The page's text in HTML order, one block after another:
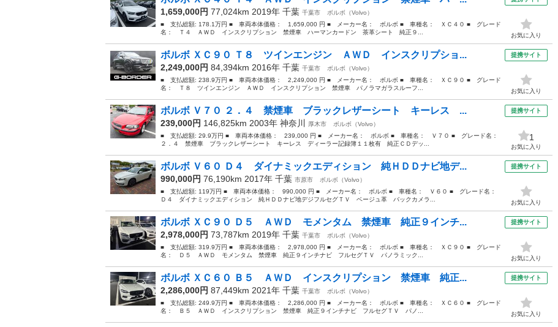
1,659,000円 77,024km 2019年 千葉 千葉市
ボルボ（Volvo）
■ 支払総額: 178.1万円 ■ 車両本体価格： 1,659,000 円 ■ メーカー名： ボルボ ■ 車種名： ＸＣ４０ ■ グレード
名： Ｔ４ ＡＷＤ インスクリプション 禁煙車 ハーマンカードン 茶革シート 純正９...
お気に入り
ボルボ ＸＣ９０ Ｔ８ ツインエンジン ＡＷＤ インスクリプショ...
2,249,000円 84,394km 2016年 千葉 千葉市
ボルボ（Volvo）
■ 支払総額: 238.9万円 ■ 車両本体価格： 2,249,000 円 ■ メーカー名： ボルボ ■ 車種名： ＸＣ９０ ■ グレード
名： Ｔ８ ツインエンジン ＡＷＤ インスクリプション 禁煙車 パノラマガラスルーフ...
提携サイト
お気に入り
ボルボ Ｖ７０ ２．４ 禁煙車 ブラックレザーシート キーレス ...
239,000円 146,825km 2003年 神奈川 厚木市
ボルボ（Volvo）
■ 支払総額: 29.9万円 ■ 車両本体価格： 239,000 円 ■ メーカー名： ボルボ ■ 車種名： Ｖ７０ ■ グレード名：
２．４ 禁煙車 ブラックレザーシート キーレス ディーラー記録簿１１枚有 純正ＣＤデッ...
提携サイト
1
お気に入り
ボルボ Ｖ６０ Ｄ４ ダイナミックエディション 純ＨＤＤナビ地デ...
990,000円 76,190km 2017年 千葉 市原市
ボルボ（Volvo）
■ 支払総額: 119万円 ■ 車両本体価格： 990,000 円 ■ メーカー名： ボルボ ■ 車種名： Ｖ６０ ■ グレード名：
Ｄ４ ダイナミックエディション 純ＨＤＤナビ地デジフルセグＴＶ ベージュ革 バックカメラ...
提携サイト
お気に入り
ボルボ ＸＣ９０ Ｄ５ ＡＷＤ モメンタム 禁煙車 純正９インチ...
2,978,000円 73,787km 2019年 千葉 千葉市
ボルボ（Volvo）
■ 支払総額: 319.9万円 ■ 車両本体価格： 2,978,000 円 ■ メーカー名： ボルボ ■ 車種名： ＸＣ９０ ■ グレード
名： Ｄ５ ＡＷＤ モメンタム 禁煙車 純正９インチナビ フルセグＴＶ パノラミック...
提携サイト
お気に入り
ボルボ ＸＣ６０ Ｂ５ ＡＷＤ インスクリプション 禁煙車 純正...
2,286,000円 87,449km 2021年 千葉 千葉市
ボルボ（Volvo）
■ 支払総額: 249.9万円 ■ 車両本体価格： 2,286,000 円 ■ メーカー名： ボルボ ■ 車種名： ＸＣ６０ ■ グレード
名： Ｂ５ ＡＷＤ インスクリプション 禁煙車 純正９インチナビ フルセグＴＶ パノ...
提携サイト
お気に入り